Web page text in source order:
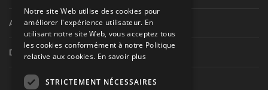
Autres séries nationales
Divers
Notre site Web utilise des cookies pour
améliorer l'expérience utilisateur. En
utilisant notre site Web, vous acceptez tous
les cookies conformément à notre Politique
relative aux cookies. En savoir plus
STRICTEMENT NÉCESSAIRES